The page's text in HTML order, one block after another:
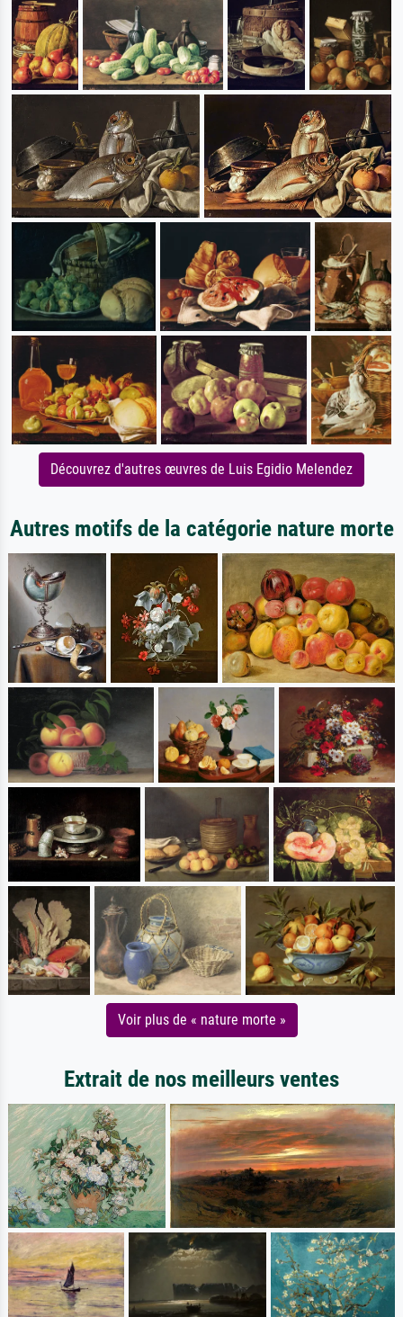
Découvrez d'autres œuvres de Luis Egidio Melendez
Autres motifs de la catégorie nature morte
Voir plus de « nature morte »
Extrait de nos meilleurs ventes